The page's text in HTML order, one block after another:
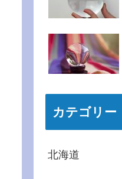
カテゴリー
北海道